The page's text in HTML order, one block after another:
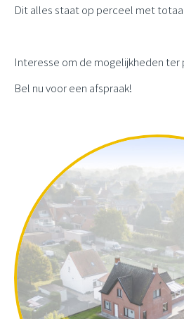
Dit alles staat op perceel met
Interesse om de mogelijkheden ter
Bel nu voor een afspraak!